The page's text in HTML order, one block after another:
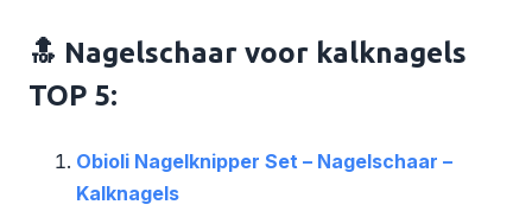
🔝 Nagelschaar voor kalknagels
TOP 5:
Obioli Nagelknipper Set – Nagelschaar –
Kalknagels